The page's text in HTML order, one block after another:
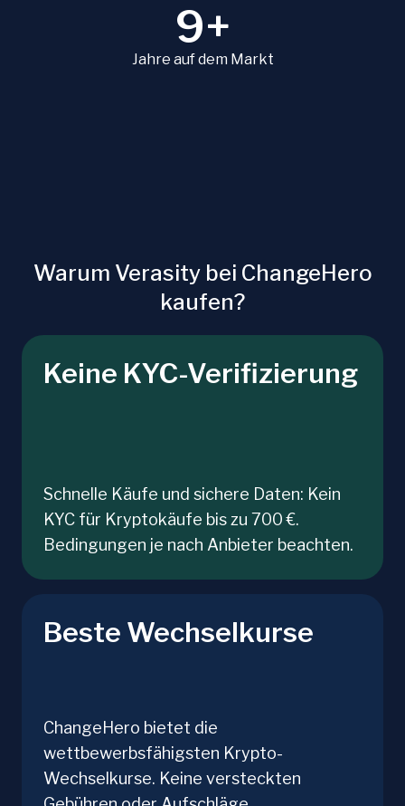
9+
Jahre auf dem Markt
Warum Verasity bei ChangeHero
kaufen?
Keine KYC-Verifizierung
Schnelle Käufe und sichere Daten: Kein
KYC für Kryptokäufe bis zu 700 €.
Bedingungen je nach Anbieter beachten.
Beste Wechselkurse
ChangeHero bietet die
wettbewerbsfähigsten Krypto-
Wechselkurse. Keine versteckten